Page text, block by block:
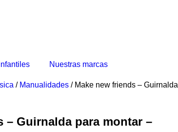
Nuestras marcas
/ Manualidades / Make new friends – Guirnalda
– Guirnalda para montar –